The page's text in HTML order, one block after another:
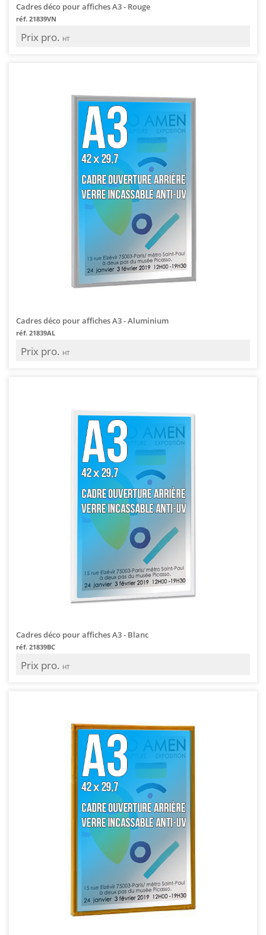
Cadres déco pour affiches A3 - Rouge
réf. 21839VN
Prix pro. HT
Cadres déco pour affiches A3 - Aluminium
réf. 21839AL
Prix pro. HT
Cadres déco pour affiches A3 - Blanc
réf. 21839BC
Prix pro. HT